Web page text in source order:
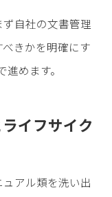
自社の文書管理
きかを明確にす
めます。
イフサイク
アル類を洗い出